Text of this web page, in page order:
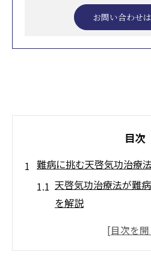
お問い合わせ
目次
難病に挑む天啓気功治療
天啓気功治療法が難
を解説
口コミから見る天啓